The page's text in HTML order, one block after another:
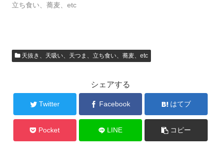
立ち食い、蕎麦、etc
天抜き、天吸い、天つま、立ち食い、蕎麦、etc
シェアする
Twitter Facebook はてブ
Pocket LINE コピー